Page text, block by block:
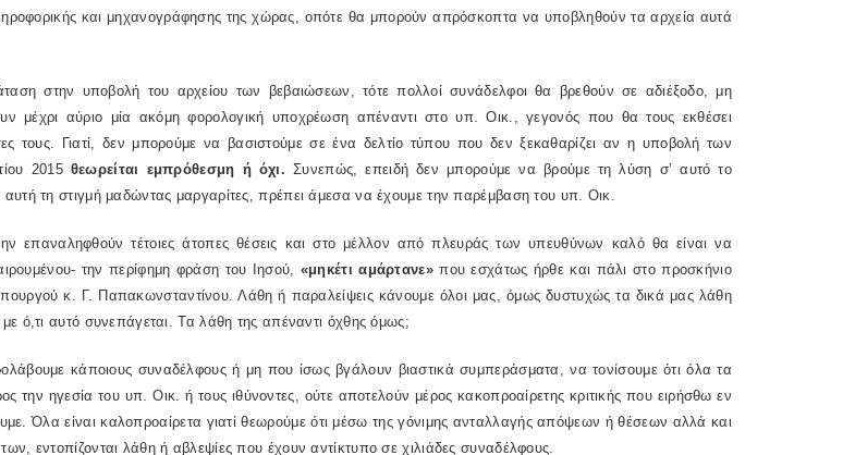
και μηχανογράφησης της χώρας, οπότε θα μπορούν απρόσκοπτα να υποβληθούν τα αρχεία αυτά
στην υποβολή του αρχείου των βεβαιώσεων, τότε πολλοί συνάδελφοι θα βρεθούν σε αδιέξοδο, μη
μέχρι αύριο μία ακόμη φορολογική υποχρέωση απέναντι στο υπ. Οικ., γεγονός που θα τους εκθέσει
τους. Γιατί, δεν μπορούμε να βασιστούμε σε ένα δελτίο τύπου που δεν ξεκαθαρίζει αν η υποβολή των
2015 θεωρείται εμπρόθεσμη ή όχι.Συνεπώς, επειδή δεν μπορούμε να βρούμε τη λύση σ’ αυτό το
τη στιγμή μαδώντας μαργαρίτες, πρέπει άμεσα να έχουμε την παρέμβαση του υπ. Οικ.
επαναληφθούν τέτοιες άτοπες θέσεις και στο μέλλον από πλευράς των υπευθύνων καλό θα είναι να
την περίφημη φράση του Ιησού, «μηκέτι αμάρτανε» που εσχάτως ήρθε και πάλι στο προσκήνιο
κ. Γ. Παπακωνσταντίνου. Λάθη ή παραλείψεις κάνουμε όλοι μας, όμως δυστυχώς τα δικά μας λάθη
ό,τι αυτό συνεπάγεται. Τα λάθη της απέναντι όχθης όμως;
κάποιους συναδέλφους ή μη που ίσως βγάλουν βιαστικά συμπεράσματα, να τονίσουμε ότι όλα τα
την ηγεσία του υπ. Οικ. ή τους ιθύνοντες, ούτε αποτελούν μέρος κακοπροαίρετης κριτικής που ειρήσθω εν
Όλα είναι καλοπροαίρετα γιατί θεωρούμε ότι μέσω της γόνιμης ανταλλαγής απόψεων ή θέσεων αλλά και
εντοπίζονται λάθη ή αβλεψίες που έχουν αντίκτυπο σε χιλιάδες συναδέλφους.